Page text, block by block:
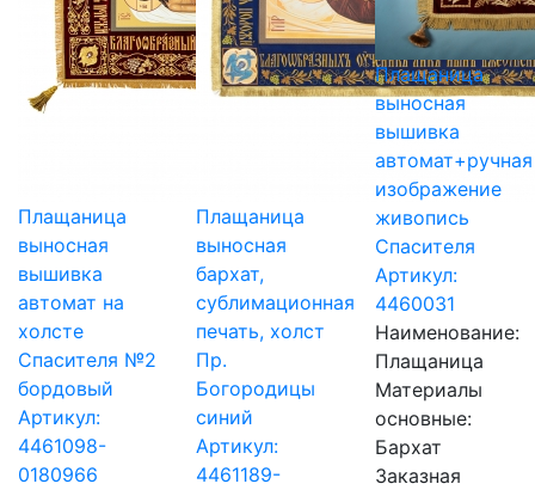
Плащаница
выносная
вышивка
автомат на
холсте
Спасителя №2
бордовый
Артикул:
4461098-
0180966
Плащаница
выносная
бархат,
сублимационная
печать, холст
Пр.
Богородицы
синий
Артикул:
4461189-
Плащаница
выносная
вышивка
автомат+ручная
изображение
живопись
Спасителя
Артикул:
4460031
Наименование:
Плащаница
Материалы
основные:
Бархат
Заказная